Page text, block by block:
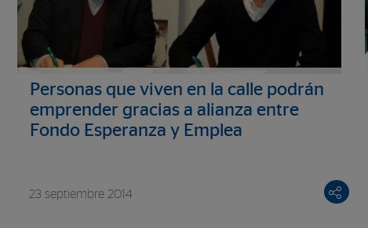
Personas que viven en la calle podrán
emprender gracias a alianza entre
Fondo Esperanza y Emplea
23 septiembre 2014